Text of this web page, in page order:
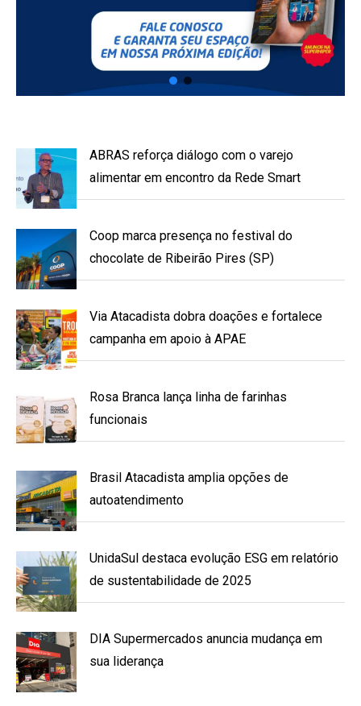
ABRAS reforça diálogo com o varejo
alimentar em encontro da Rede Smart
Coop marca presença no festival do
chocolate de Ribeirão Pires (SP)
Via Atacadista dobra doações e fortalece
campanha em apoio à APAE
Rosa Branca lança linha de farinhas
funcionais
Brasil Atacadista amplia opções de
autoatendimento
UnidaSul destaca evolução ESG em relatório
de sustentabilidade de 2025
DIA Supermercados anuncia mudança em
sua liderança